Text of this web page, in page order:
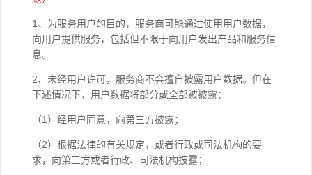
1、为服务用户的目的，服务商可能通过使用用户数据，
向用户提供服务，包括但不限于向用户发出产品和服务信
息。
2、未经用户许可，服务商不会擅自披露用户数据。但在
下述情况下，用户数据将部分或全部被披露：
（1）经用户同意，向第三方披露；
（2）根据法律的有关规定，或者行政或司法机构的要
求，向第三方或者行政、司法机构披露；